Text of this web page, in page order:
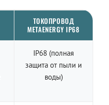
ТОКОПРОВОД
METAENERGY IP68
IP68 (полная
защита от пыли и
воды)